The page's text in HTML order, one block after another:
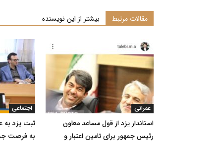
مقالات مرتبط بیشتر از این نویسنده
عمرانی
استاندار یزد از قول مساعد معاون
رئیس جمهور برای تامین اعتبار و
اجتماعی
ثبت یزد به
به فرصت